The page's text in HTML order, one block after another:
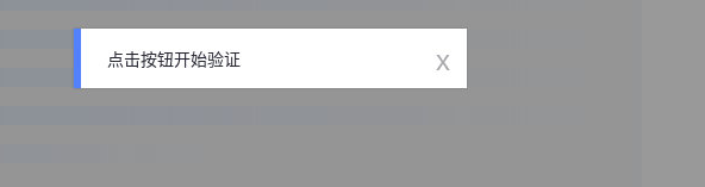
点击按钮开始验证 x